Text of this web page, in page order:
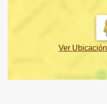
Ver Ubicación